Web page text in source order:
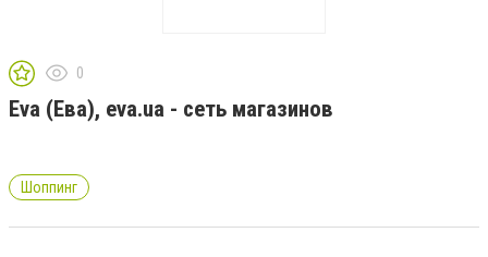
0
Eva (Ева), eva.ua - сеть магазинов
Шоппинг